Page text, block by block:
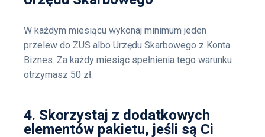
W każdym miesiącu wykonaj minimum jeden
przelew do ZUS albo Urzędu Skarbowego z Konta
Biznes. Za każdy miesiąc spełnienia tego warunku
otrzymasz 50 zł.
4. Skorzystaj z dodatkowych
elementów pakietu, jeśli są Ci